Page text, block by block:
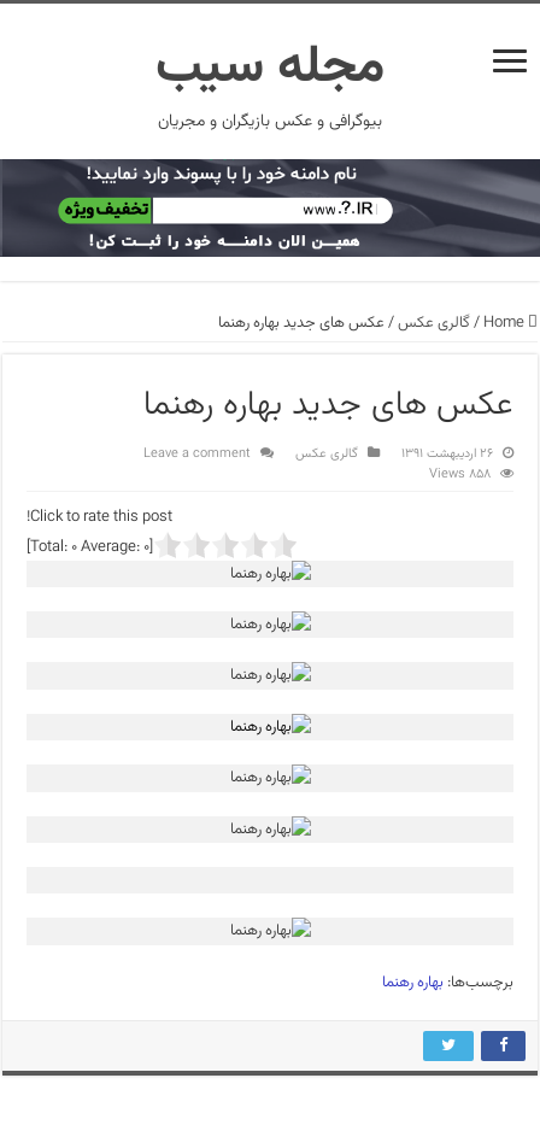
مجله سیب
بیوگرافی و عکس بازیگران و مجریان
Home
/گالری عکس/ عکس های جدید بهاره رهنما
عکس های جدید بهاره رهنما
۲۶ اردیبهشت ۱۳۹۱ گالری عکس
Leave a comment
858 Views
Click to rate this post!
[Total:
0Average: 0
]
برچسب‌ها: بهاره رهنما